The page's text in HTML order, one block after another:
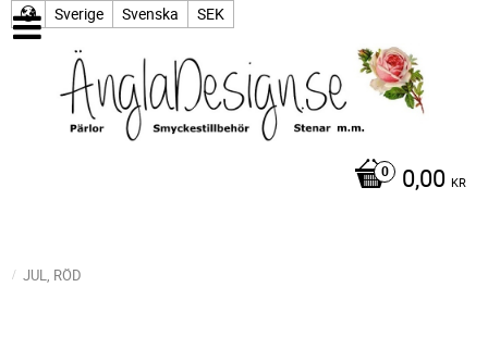
Sverige Svenska SEK
0,00 KR
JUL, RÖD